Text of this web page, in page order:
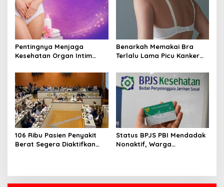
Pentingnya Menjaga
Kesehatan Organ Intim
Perawatan Agar Tetap
Bersih
Benarkah Memakai Bra
Terlalu Lama Picu Kanker
Medis dan Fakta Ilmiahnya
106 Ribu Pasien Penyakit
Berat Segera Diaktifkan
Status BPJS PBI Mendadak
Nonaktif, Warga